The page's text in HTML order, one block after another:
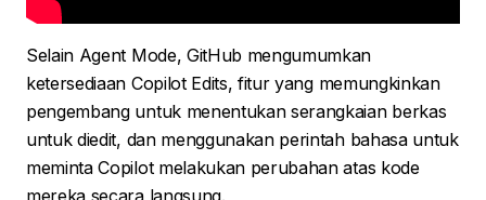
Selain Agent Mode, GitHub mengumumkan
ketersediaan Copilot Edits, fitur yang memungkinkan
pengembang untuk menentukan serangkaian berkas
untuk diedit, dan menggunakan perintah bahasa untuk
meminta Copilot melakukan perubahan atas kode
mereka secara langsung.